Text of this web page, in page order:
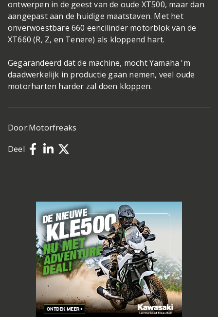
ontwerpen in de geest van de oude XT500, maar dan
aangepast aan de huidige maatstaven. Met het
onverwoestbare 660 eencilinder motorblok van de
XT660 (R, Z, en Tenere) als kloppend hart.
Gegarandeerd dat de machine, mocht Yamaha 'm
daadwerkelijk in productie gaan nemen, veel oude
motorharten harder zal doen kloppen.
Door:Motorfreaks
Deel